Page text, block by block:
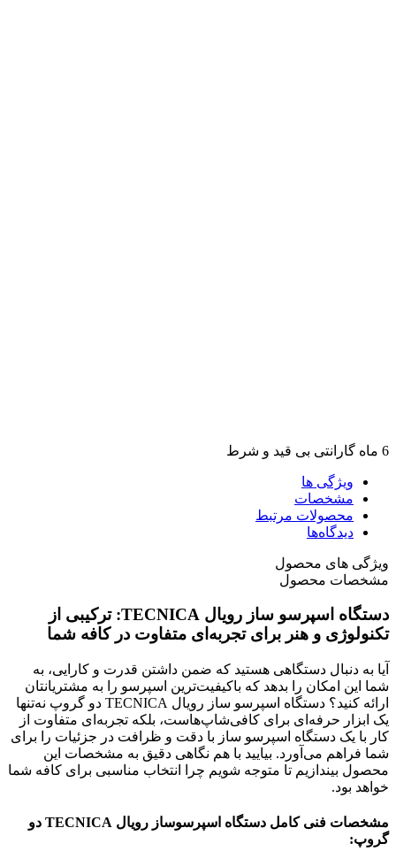
6 ماه گارانتی بی قید و شرط
ویژگی ها
مشخصات
محصولات مرتبط
دیدگاه‌ها
ویژگی های محصول
مشخصات محصول
دستگاه اسپرسو ساز رویال TECNICA: ترکیبی از
تکنولوژی و هنر برای تجربه‌ای متفاوت در کافه شما
آیا به دنبال دستگاهی هستید که ضمن داشتن قدرت و کارایی، به
شما این امکان را بدهد که باکیفیت‌ترین اسپرسو را به مشتریانتان
ارائه کنید؟ دستگاه اسپرسو ساز رویال TECNICA دو گروپ نه‌تنها
یک ابزار حرفه‌ای برای کافی‌شاپ‌هاست، بلکه تجربه‌ای متفاوت از
کار با یک دستگاه اسپرسو ساز با دقت و ظرافت در جزئیات را برای
شما فراهم می‌آورد. بیایید با هم نگاهی دقیق به مشخصات این
محصول بیندازیم تا متوجه شویم چرا انتخاب مناسبی برای کافه شما
خواهد بود.
مشخصات فنی کامل دستگاه اسپرسوساز رویال TECNICA دو
گروپ: